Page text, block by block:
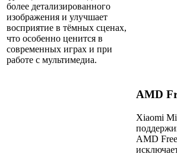
более детализированного
изображения и улучшает
восприятие в тёмных сценах,
что особенно ценится в
современных играх и при
работе с мультимедиа.
AMD
Xiaomi
AMD